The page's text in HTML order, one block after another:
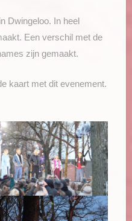
Dwingeloo. In heel
Een verschil met de
zijn gemaakt.
kaart met dit evenement.